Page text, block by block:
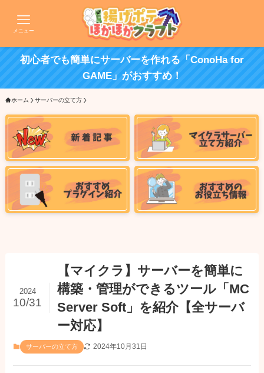
メニュー
初心者でも簡単にサーバーを作れる「ConoHa for
GAME」がおすすめ！
ホーム サーバーの立て方
【マイクラ】サーバーを簡単に
構築・管理ができるツール「MC
Server Soft」を紹介【全サーバ
ー対応】
2024
10/31
サーバーの立て方 2024年10月31日